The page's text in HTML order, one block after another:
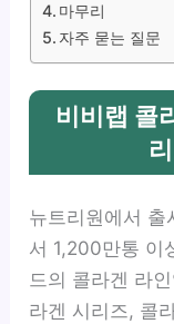
마무리
자주 묻는 질문
비비랩 콜
뉴트리원에서 출
서 1,200만통 이
드의 콜라겐 라
라겐 시리즈, 콜